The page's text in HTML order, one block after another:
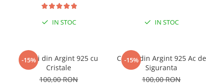
IN STOC IN STOC
-15%
Cercei din Argint 925 cu
Cristale
100,00 RON
-15%
Cercei din Argint 925 Ac de
Siguranta
100,00 RON